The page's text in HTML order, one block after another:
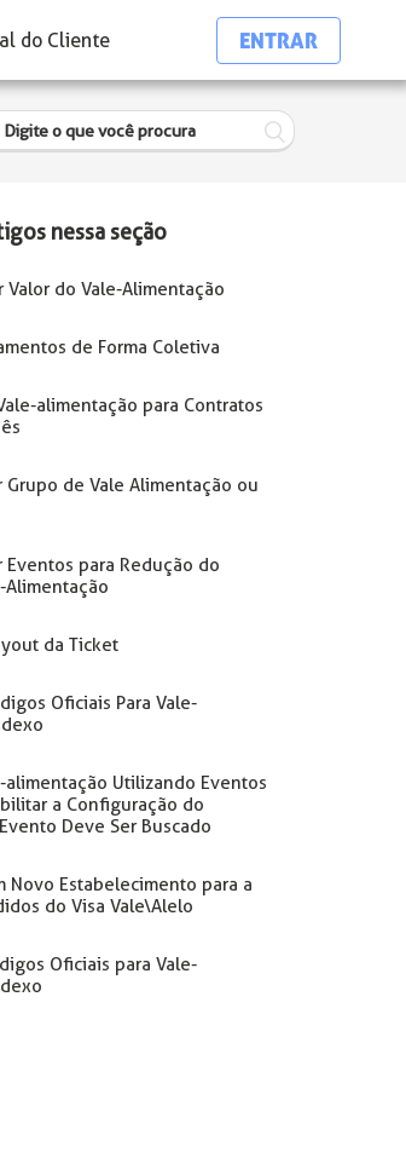
do Cliente ENTRAR
nessa seção
Valor do Vale-Alimentação
de Forma Coletiva
alimentação para Contratos
Grupo de Vale Alimentação ou
Eventos para Redução do
Alimentação
da Ticket
Oficiais Para Vale-
alimentação Utilizando Eventos
a Configuração do
Deve Ser Buscado
Novo Estabelecimento para a
do Visa Vale\Alelo
Oficiais para Vale-